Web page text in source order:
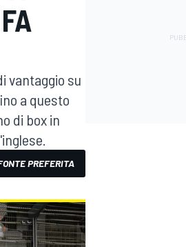
vantaggio su
a questo
di box in
PREFERITA